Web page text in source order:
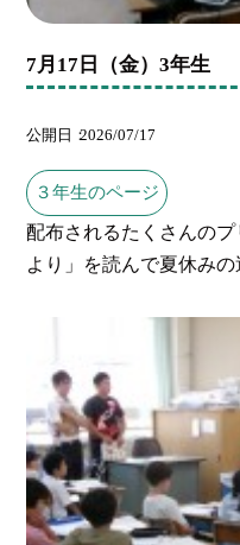
7月17日（金）3年生
公開日 2026/07/17
３年生のページ
配布されるたくさんの
より」を読んで夏休みの